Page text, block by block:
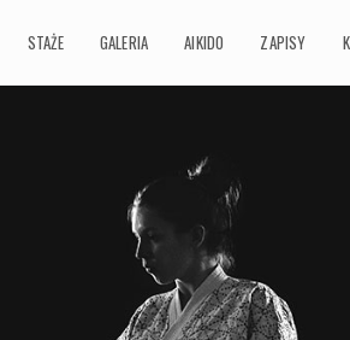
STAŻE GALERIA AIKIDO ZAPISY